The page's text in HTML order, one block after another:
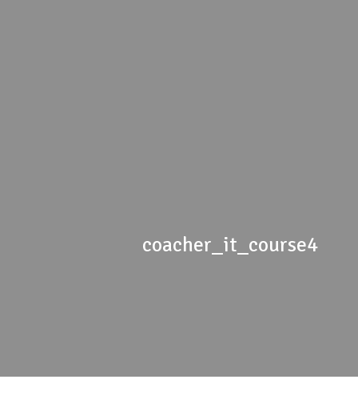
coacher_it_course4